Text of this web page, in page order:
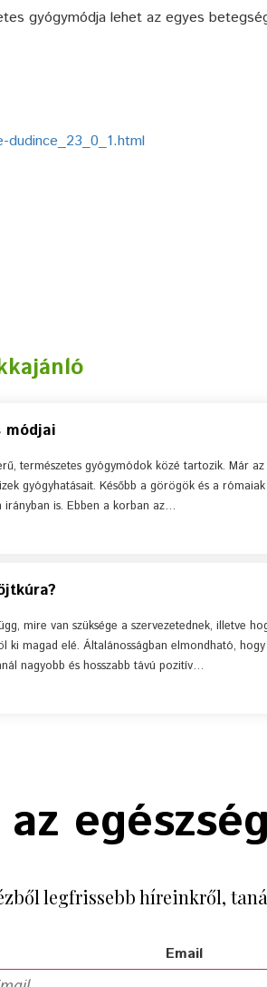
gyógymódja lehet az egyes
módjai
természetes gyógymódok közé tartozik. Már az
gyógyhatásait. Később a görögök és a
is. Ebben a korban az…
mire van szüksége a szervezetednek, illetve
ki magad elé. Általánosságban elmondható,
nagyobb és hosszabb távú pozitív…
legfrissebb híreinkről,
Email